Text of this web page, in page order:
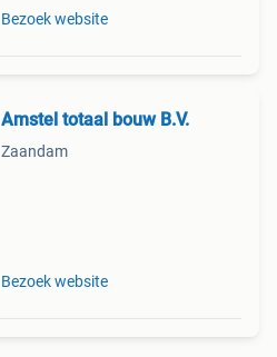
Bezoek website
Amstel totaal bouw B.V.
Zaandam
Bezoek website